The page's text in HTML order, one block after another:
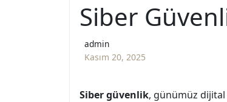
Siber
admin
Kasım 20, 2025
Siber güvenlik, günümüz